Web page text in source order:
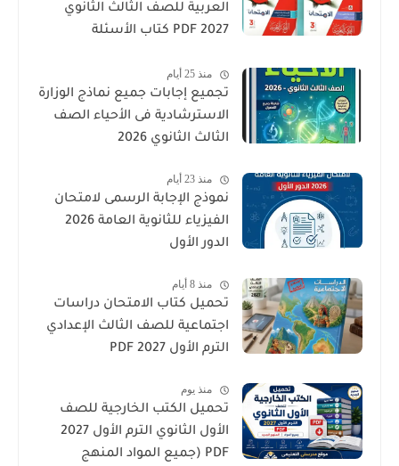
العربية للصف الثالث الثانوي
2027 PDF كتاب الأسئلة
منذ 25 أيام
تجميع إجابات جميع نماذج الوزارة
الاسترشادية فى الأحياء الصف
الثالث الثانوي 2026
منذ 23 أيام
نموذج الإجابة الرسمى لامتحان
الفيزياء للثانوية العامة 2026
الدور الأول
منذ 8 أيام
تحميل كتاب الامتحان دراسات
اجتماعية للصف الثالث الإعدادي
الترم الأول 2027 PDF
منذ يوم
تحميل الكتب الخارجية للصف
الأول الثانوي الترم الأول 2027
PDF (جميع المواد المنهج